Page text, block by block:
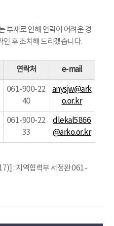
부재로 인해 연락이 어려운 경
인 후 조치해 드리겠습니다.
연락처 e-mail
061-900-22
40
anysjw@ark
o.or.kr
061-900-22
33
dlekal5866
@arko.or.kr
: 지역협력부 서정완 061-